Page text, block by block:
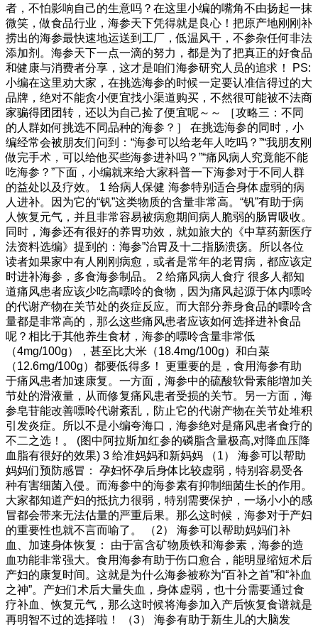
者，不怕影响自己的生意吗？在这里小编的嘴角不由扬起一抹
微笑，做食品行业，海参天下凭得就是良心！把原产地刚刚补
捞出的海参最快速地运送到工厂，低温风干，不参杂任何非法
添加剂。海参天下一点一滴的努力，都是为了把真正的好食品
和健康与消费者分享，这才是咱们海参研究人员的追求！ PS:
小编在这里劝大家，在挑选海参的时候一定要认准信得过的大
品牌，绝对不能贪小便宜找小渠道购买，不然很可能被不法商
家骗得团团转，还以为自己捡了便宜呢～～ ［攻略三：不同
的人群如何挑选不同品种的海参？］ 在挑选海参的同时，小
编经常会被朋友们问到：“海参可以给老年人吃吗？”“我朋友刚
做完手术，可以给他买些海参进补吗？”“痛风病人究竟能不能
吃海参？”下面，小编就来给大家科普一下海参对于不同人群
的益处以及疗效。 1 给病人保健 海参特别适合身体虚弱的病
人进补。因为它的“钒”这类物质的含量非常高。“钒”有助于病
人恢复元气，并且非常容易被病愈期间病人脆弱的肠胃吸收。
同时，海参还有很好的养胃功效，就如旅大的《中草药新医疗
法资料选编》提到的：海参”治胃及十二指肠溃疡。所以各位
读者如果家中有人刚刚病愈，或者是常年的老胃病，都应该定
时进补海参，多食海参制品。 2 给痛风病人食疗 很多人都知
道痛风患者应该少吃高嘌呤的食物，因为痛风起源于体内嘌呤
的代谢产物在关节处的炎症反应。而大部分养身食品的嘌呤含
量都是非常高的，那么这些痛风患者应该如何选择进补食品
呢？相比于其他养生食材，海参的嘌呤含量非常低
（4mg/100g），甚至比大米（18.4mg/100g）和白菜
（12.6mg/100g）都要低得多！ 更重要的是，食用海参有助
于痛风患者加速康复。一方面，海参中的硫酸软骨素能增加关
节处的滑液量，从而修复痛风患者受损的关节。另一方面，海
参皂苷能改善嘌呤代谢紊乱，防止它的代谢产物在关节处堆积
引发炎症。所以不是小编夸海口，海参绝对是痛风患者食疗的
不二之选！。 (图中阿拉斯加红参的磷脂含量极高,对降血压降
血脂有很好的效果) 3 给准妈妈和新妈妈 （1） 海参可以帮助
妈妈们预防感冒： 孕妇怀孕后身体比较虚弱，特别容易受各
种有害细菌入侵。而海参中的海参素有抑制细菌生长的作用。
大家都知道产妇的抵抗力很弱，特别需要保护，一场小小的感
冒都会带来无法估量的严重后果。那么这时候，海参对于产妇
的重要性也就不言而喻了。 （2） 海参可以帮助妈妈们补
血、加速身体恢复： 由于富含矿物质铁和海参素，海参的造
血功能非常强大。食用海参有助于伤口愈合，能明显缩短术后
产妇的康复时间。这就是为什么海参被称为“百补之首”和“补血
之神”。产妇们术后大量失血，身体虚弱，也十分需要通过食
疗补血、恢复元气，那么这时候将海参加入产后恢复食谱就是
再明智不过的选择啦！ （3） 海参有助于新生儿的大脑发